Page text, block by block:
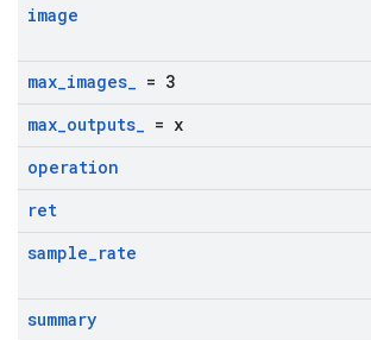
image
max_images_ = 3
max_outputs_ = x
operation
ret
sample_rate
summary